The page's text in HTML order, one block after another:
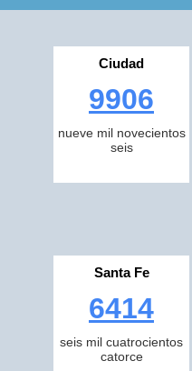
Ciudad
9906
nueve mil novecientos
seis
Santa Fe
6414
seis mil cuatrocientos
catorce